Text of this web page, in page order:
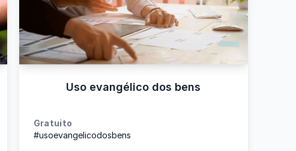
Uso evangélico dos bens
Gratuito
#usoevangelicodosbens